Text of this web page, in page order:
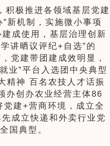
积极推进各领域基层党建
新机制，实施微小事项
成使用，基层治理创新
讲晒议评纪+自选”的
党建带团建成效明显，
业”平台入选团中央典型
精神 百名农技人才话振
办创办农业经营主体86
建+营商环境，成立全
成立快递和外卖行业党
国典型。